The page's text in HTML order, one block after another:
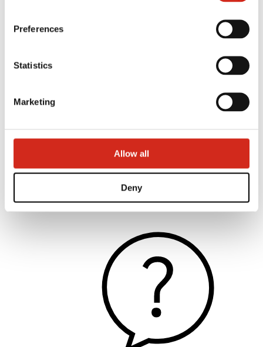
Preferences
Statistics
Marketing
Allow all
Deny
BIM könyvtárak
3D modellek
Revit BP2 plugin